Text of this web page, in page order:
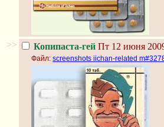
>> Копипаста-гей Пт 12 июня
Файл: screenshots iichan-related